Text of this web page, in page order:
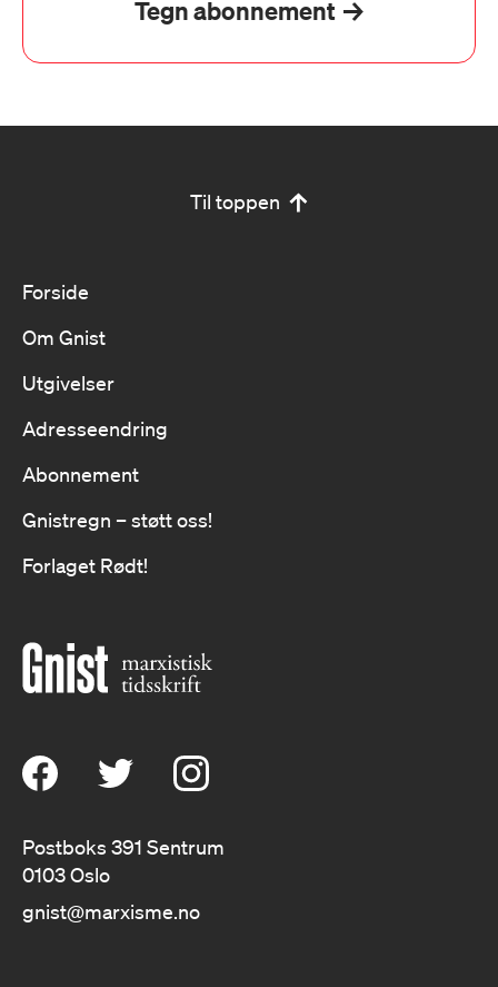
Tegn abonnement
Til toppen
Forside
Om Gnist
Utgivelser
Adresseendring
Abonnement
Gnistregn – støtt oss!
Forlaget Rødt!
Postboks 391 Sentrum
0103 Oslo
gnist@marxisme.no